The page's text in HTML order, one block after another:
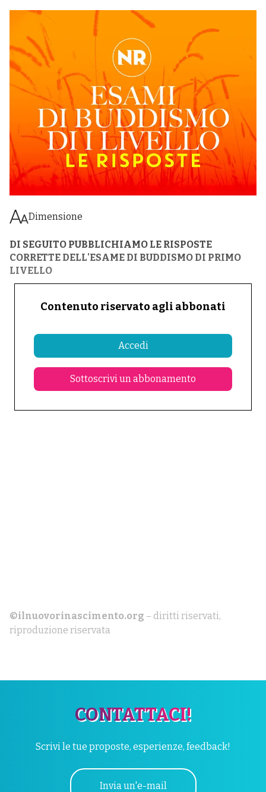
Dimensione
DI SEGUITO PUBBLICHIAMO LE RISPOSTE
CORRETTE DELL'ESAME DI BUDDISMO DI PRIMO
LIVELLO
Contenuto riservato agli abbonati
Accedi
Sottoscrivi un abbonamento
©ilnuovorinascimento.org – diritti riservati,
riproduzione riservata
CONTATTACI!
Scrivi le tue proposte, esperienze, feedback!
Invia un'e-mail